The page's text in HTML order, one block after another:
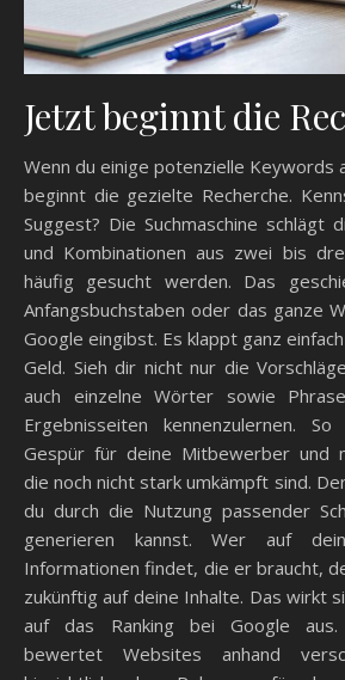
Jetzt beginnt die
Wenn du einige potenzielle Keywords
beginnt die gezielte Recherche.
Suggest? Die Suchmaschine schlägt
und Kombinationen aus zwei bis
häufig gesucht werden. Das
Anfangsbuchstaben oder das ganze
Google eingibst. Es klappt ganz
Geld. Sieh dir nicht nur die
auch einzelne Wörter sowie
Ergebnisseiten kennenzulernen.
Gespür für deine Mitbewerber und
die noch nicht stark umkämpft sind.
du durch die Nutzung passender
generieren kannst. Wer auf
Informationen findet, die er braucht,
zukünftig auf deine Inhalte. Das wirkt
auf das Ranking bei Google aus.
bewertet Websites anhand